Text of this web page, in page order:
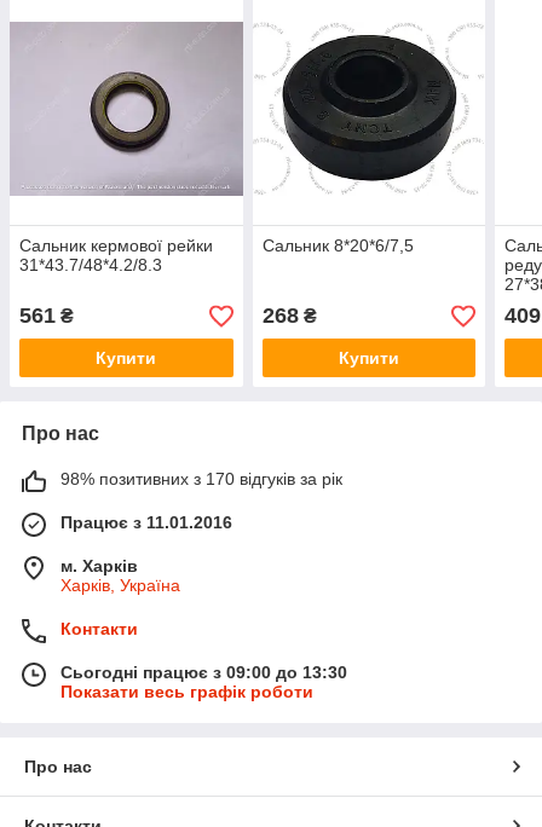
Сальник кермової рейки
31*43.7/48*4.2/8.3
561 ₴
Купити
Сальник 8*20*6/7,5
268₴
Купити
409
Про нас
98% позитивних з 170 відгуків за рік
Працює з 11.01.2016
м. Харків
Харків, Україна
Контакти
Сьогодні працює з 09:00 до 13:30
Показати весь графік роботи
Про нас